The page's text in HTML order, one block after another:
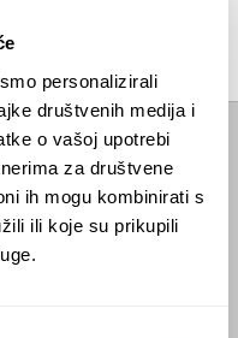
personalizirali
društvenih medija i
o vašoj upotrebi
za društvene
ih mogu kombinirati s
ili koje su prikupili